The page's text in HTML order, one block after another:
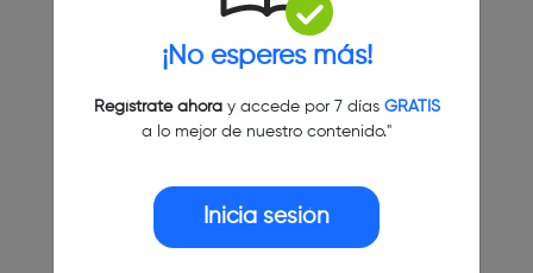
¡No esperes más!
Regístrate ahoray accede por 7 días GRATIS
a lo mejor de nuestro contenido."
Inicia sesión